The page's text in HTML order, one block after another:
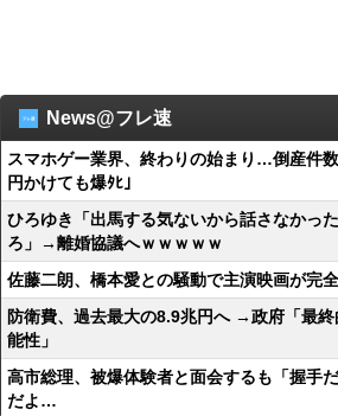
News@フレ速
スマホゲー業界、終わりの始まり…倒産件
円かけても爆ﾀﾋ」
ひろゆき「出馬する気ないから話さなかっ
ろ」→離婚協議へｗｗｗｗｗ
佐藤二朗、橋本愛との騒動で主演映画が完
防衛費、過去最大の8.9兆円へ →政府「最
能性」
高市総理、被爆体験者と面会するも「握手
だよ…